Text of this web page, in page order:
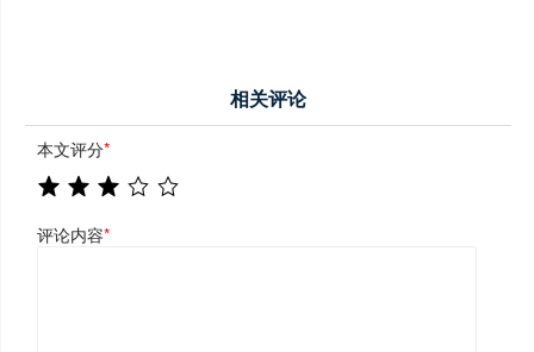
相关评论
本文评分*
评论内容*